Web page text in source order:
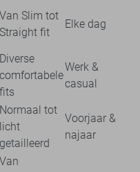
Van Slim tot
Straight fit
Elke dag
Diverse
comfortabele
fits
Werk &
casual
Normaal tot
licht
getailleerd
Voorjaar &
najaar
Van